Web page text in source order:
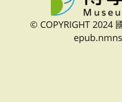
© COPYRIGHT 2024